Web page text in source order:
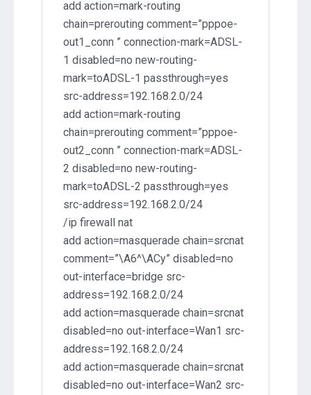
add action=mark-routing
chain=prerouting comment=”pppoe-
out1_conn ” connection-mark=ADSL-
1 disabled=no new-routing-
mark=toADSL-1 passthrough=yes
src-address=192.168.2.0/24
add action=mark-routing
chain=prerouting comment=”pppoe-
out2_conn ” connection-mark=ADSL-
2 disabled=no new-routing-
mark=toADSL-2 passthrough=yes
src-address=192.168.2.0/24
/ip firewall nat
add action=masquerade chain=srcnat
comment=”\A6^\ACy” disabled=no
out-interface=bridge src-
address=192.168.2.0/24
add action=masquerade chain=srcnat
disabled=no out-interface=Wan1 src-
address=192.168.2.0/24
add action=masquerade chain=srcnat
disabled=no out-interface=Wan2 src-